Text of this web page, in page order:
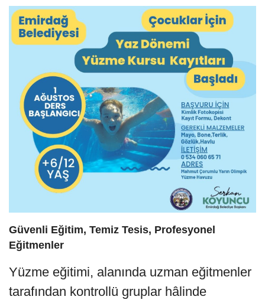
Güvenli Eğitim, Temiz Tesis, Profesyonel
Eğitmenler
Yüzme eğitimi, alanında uzman eğitmenler
tarafından kontrollü gruplar hâlinde